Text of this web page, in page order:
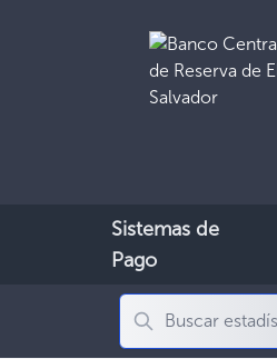
Sistemas de
Pago